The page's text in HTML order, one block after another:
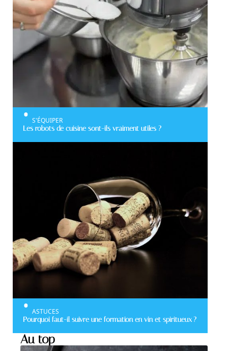
S'ÉQUIPER
Les robots de cuisine sont-ils vraiment utiles ?
ASTUCES
Pourquoi faut-il suivre une formation en vin et spiritueux ?
Au top